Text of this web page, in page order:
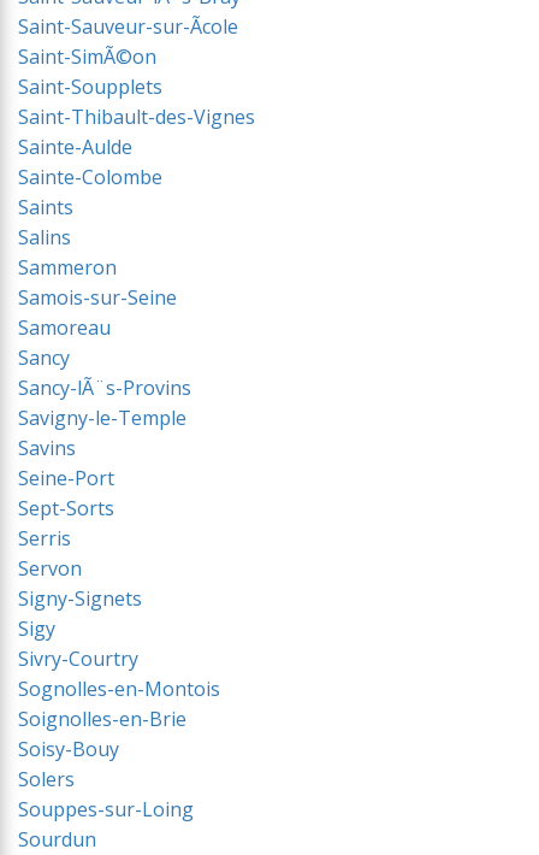
Saint-Sauveur-sur-Ãcole
Saint-SimÃ©on
Saint-Soupplets
Saint-Thibault-des-Vignes
Sainte-Aulde
Sainte-Colombe
Saints
Salins
Sammeron
Samois-sur-Seine
Samoreau
Sancy
Sancy-lÃ¨s-Provins
Savigny-le-Temple
Savins
Seine-Port
Sept-Sorts
Serris
Servon
Signy-Signets
Sigy
Sivry-Courtry
Sognolles-en-Montois
Soignolles-en-Brie
Soisy-Bouy
Solers
Souppes-sur-Loing
Sourdun